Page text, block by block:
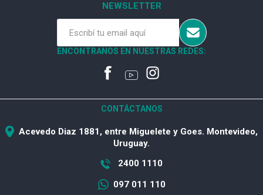
NEWSLETTER
ENCONTRANOS EN NUESTRAS REDES:
CONTÁCTANOS
Acevedo Diaz 1881, entre Miguelete y Goes. Montevideo,
Uruguay.
2400 1110
097 011 110